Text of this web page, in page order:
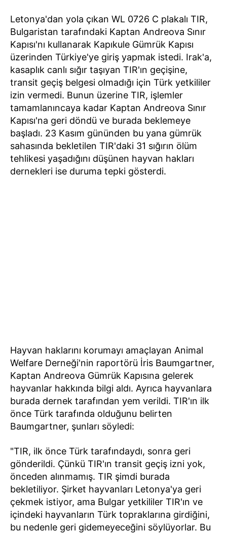
Letonya'dan yola çıkan WL 0726 C plakalı TIR,
Bulgaristan tarafındaki Kaptan Andreova Sınır
Kapısı'nı kullanarak Kapıkule Gümrük Kapısı
üzerinden Türkiye'ye giriş yapmak istedi. Irak'a,
kasaplık canlı sığır taşıyan TIR'ın geçişine,
transit geçiş belgesi olmadığı için Türk yetkililer
izin vermedi. Bunun üzerine TIR, işlemler
tamamlanıncaya kadar Kaptan Andreova Sınır
Kapısı'na geri döndü ve burada beklemeye
başladı. 23 Kasım gününden bu yana gümrük
sahasında bekletilen TIR'daki 31 sığırın ölüm
tehlikesi yaşadığını düşünen hayvan hakları
dernekleri ise duruma tepki gösterdi.
Hayvan haklarını korumayı amaçlayan Animal
Welfare Derneği'nin raportörü İris Baumgartner,
Kaptan Andreova Gümrük Kapısına gelerek
hayvanlar hakkında bilgi aldı. Ayrıca hayvanlara
burada dernek tarafından yem verildi. TIR'ın ilk
önce Türk tarafında olduğunu belirten
Baumgartner, şunları söyledi:
"TIR, ilk önce Türk tarafındaydı, sonra geri
gönderildi. Çünkü TIR'ın transit geçiş izni yok,
önceden alınmamış. TIR şimdi burada
bekletiliyor. Şirket hayvanları Letonya'ya geri
çekmek istiyor, ama Bulgar yetkililer TIR'ın ve
içindeki hayvanların Türk topraklarına girdiğini,
bu nedenle geri gidemeyeceğini söylüyorlar. Bu